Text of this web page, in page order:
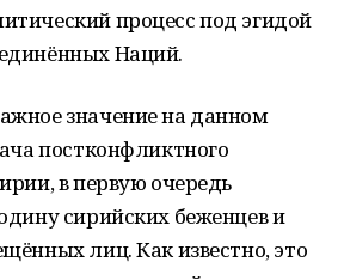
процесс под эгидой
Наций.
значение на данном
постконфликтного
в первую очередь
сирийских беженцев и
лиц. Как известно, это